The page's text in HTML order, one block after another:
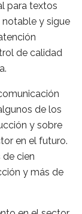
para textos
notable y sigue
de calidad
de los
y sobre
en el futuro.
cien
y más de